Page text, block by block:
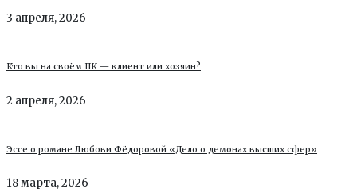
3 апреля, 2026
Кто вы на своём ПК — клиент или хозяин?
2 апреля, 2026
Эссе о романе Любови Фёдоровой «Дело о демонах высших сфер»
18 марта, 2026